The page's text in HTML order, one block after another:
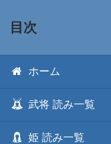
目次
ホーム
武将 読み一覧
姫 読み一覧